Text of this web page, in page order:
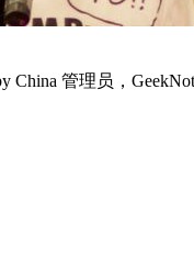
China 管理员，